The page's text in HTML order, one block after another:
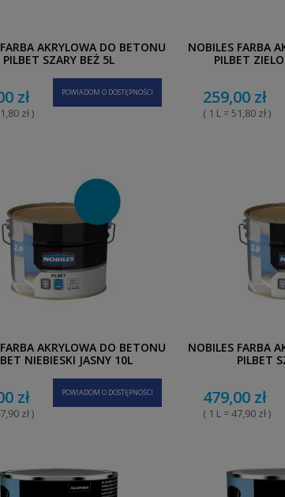
AKRYLOWA DO BETONU
PILBET SZARY BEŻ 5L
zł
zł )
POWIADOM O DOSTĘPNOŚCI
NOBILES FARBA
PILBET
259,00 zł
( 1 L = 51,80 zł )
AKRYLOWA DO BETONU
NIEBIESKI JASNY 10L
zł
zł )
POWIADOM O DOSTĘPNOŚCI
NOBILES FARBA
PILBET
479,00 zł
( 1 L = 47,90 zł )